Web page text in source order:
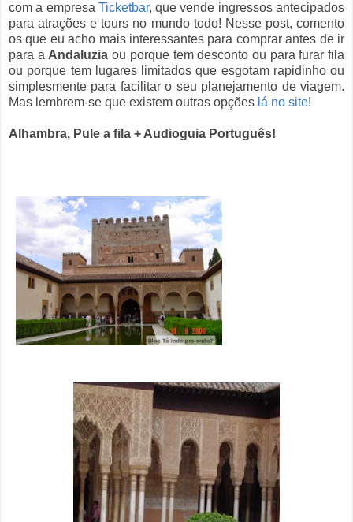
com a empresa Ticketbar, que vende ingressos antecipados
para atrações e tours no mundo todo! Nesse post, comento
os que eu acho mais interessantes para comprar antes de ir
para a Andaluzia ou porque tem desconto ou para furar fila
ou porque tem lugares limitados que esgotam rapidinho ou
simplesmente para facilitar o seu planejamento de viagem.
Mas lembrem-se que existem outras opções lá no site!
Alhambra, Pule a fila + Audioguia Português!